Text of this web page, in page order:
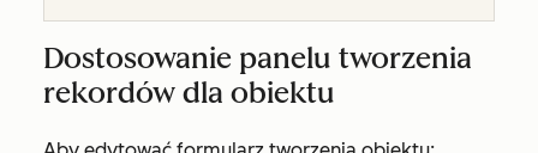
Dostosowanie panelu tworzenia
rekordów dla obiektu